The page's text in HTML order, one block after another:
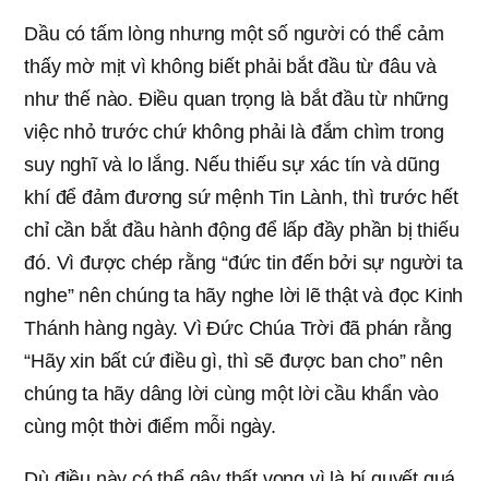
Dầu có tấm lòng nhưng một số người có thể cảm
thấy mờ mịt vì không biết phải bắt đầu từ đâu và
như thế nào. Điều quan trọng là bắt đầu từ những
việc nhỏ trước chứ không phải là đắm chìm trong
suy nghĩ và lo lắng. Nếu thiếu sự xác tín và dũng
khí để đảm đương sứ mệnh Tin Lành, thì trước hết
chỉ cần bắt đầu hành động để lấp đầy phần bị thiếu
đó. Vì được chép rằng “đức tin đến bởi sự người ta
nghe” nên chúng ta hãy nghe lời lẽ thật và đọc Kinh
Thánh hàng ngày. Vì Đức Chúa Trời đã phán rằng
“Hãy xin bất cứ điều gì, thì sẽ được ban cho” nên
chúng ta hãy dâng lời cùng một lời cầu khẩn vào
cùng một thời điểm mỗi ngày.